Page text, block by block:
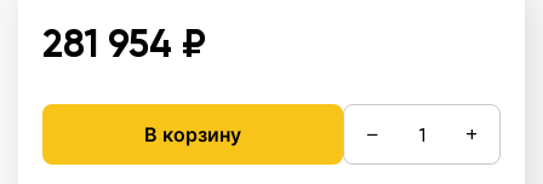
281 954 ₽
В корзину − +